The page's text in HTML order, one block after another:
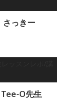
さっきー
O先生